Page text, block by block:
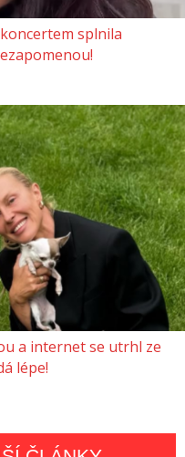
splnila
a internet se utrhl ze
lépe!